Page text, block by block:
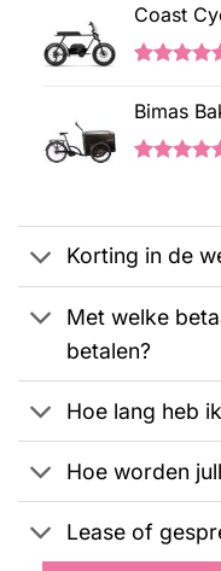
gebaseerd
op
Coast
5.00
op 5
gebaseerd
op
Bimas
Korting in de
Met welke
betalen?
Hoe lang heb
Hoe worden
Lease of